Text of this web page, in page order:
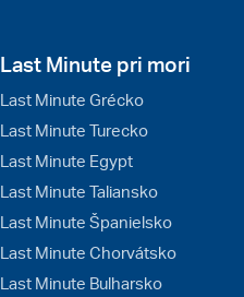
Last Minute pri mori
Last Minute Grécko
Last Minute Turecko
Last Minute Egypt
Last Minute Taliansko
Last Minute Španielsko
Last Minute Chorvátsko
Last Minute Bulharsko